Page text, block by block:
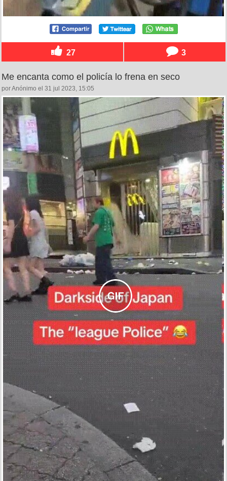
27 3
Me encanta como el policía lo frena en seco
por Anónimo el 31 jul 2023, 15:05